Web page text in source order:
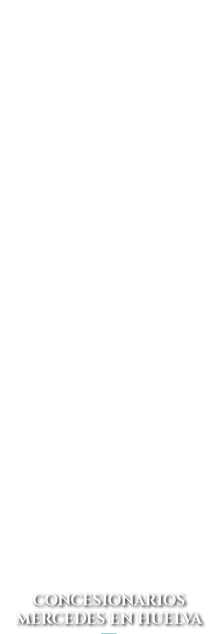
CONCESIONARIOS
MERCEDES EN HUELVA